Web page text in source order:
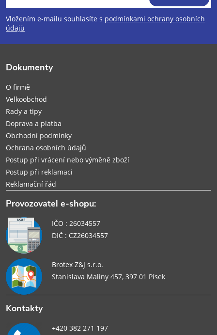
p
a
Vložením e-mailu souhlasíte s podmínkami ochrany osobních
údajů
Dokumenty
O firmě
Velkoobchod
Rady a tipy
Doprava a platba
Obchodní podmínky
Ochrana osobních údajů
Postup při vrácení nebo výměně zboží
Postup při reklamaci
Reklamační řád
Provozovatel e-shopu:
IČO : 26034557
DIČ : CZ26034557
Brotex Z&J s.r.o.
Stanislava Maliny 457, 397 01 Písek
Kontakty
+420 382 271 197